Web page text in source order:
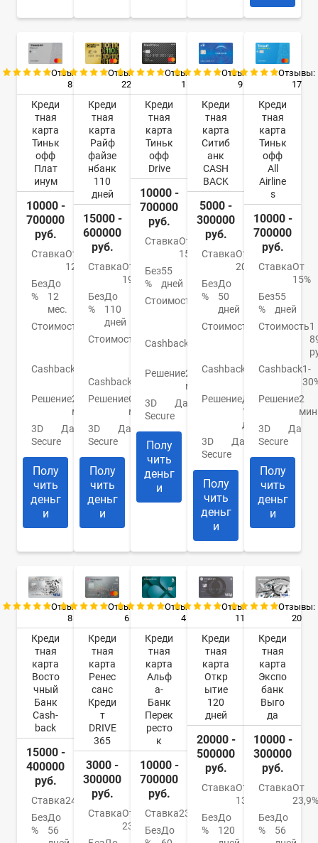
Отзывы:
8
Креди
тная
карта
Тиньк
офф
Плат
инум
10000 -
700000
руб.
СтавкаОт
12%
Без
%
До
12
мес.
Стоимость
руб./
Cashback
30%
Решение2
мин.
3D
Secure
Да
Полу
чить
деньг
и
Отзывы:
22
Креди
тная
карта
Райф
файзе
нбанк
110
дней
15000 -
600000
руб.
СтавкаОт
19%
Без
%
До
110
дней
Стоимость
От
Cashback
РешениеОт 2
мин.
3D
Secure
Да
Полу
чить
деньг
и
Отзывы:
1
Креди
тная
карта
Тиньк
офф
Drive
10000 -
700000
руб.
СтавкаОт
15%
Без
%
55
дней
Стоимость
990
руб./
год
Cashback
Решение2
мин.
3D
Secure
Да
Полу
чить
деньг
и
Отзывы:
9
Креди
тная
карта
Ситиб
анк
CASH
BACK
5000 -
300000
руб.
СтавкаОт
20.9%
Без
%
До
50
дней
Стоимость
До
Cashback
До
РешениеДо
1
дня
3D
Secure
Да
Полу
чить
деньг
и
Отзывы:
17
Креди
тная
карта
Тиньк
офф
All
Airline
s
10000 -
700000
руб.
СтавкаОт
15%
Без
%
55
дней
Стоимость1
Cashback1-
Решение2
3D
Secure
Да
Полу
чить
деньг
и
Отзывы:
8
Креди
тная
карта
Восто
чный
Банк
Cash-
back
15000 -
400000
руб.
Ставка24%
Без
%
До
56
Отзывы:
6
Креди
тная
карта
Ренес
санс
Креди
т
DRIVE
365
3000 -
300000
руб.
СтавкаОт
23.9%
Отзывы:
4
Креди
тная
карта
Альф
а-
Банк
Перек
ресто
к
10000 -
700000
руб.
Ставка23.99%
БезДо
Отзывы:
11
Креди
тная
карта
Откр
ытие
120
дней
20000 -
500000
руб.
СтавкаОт
13,9%
Без
%
До
120
Отзывы:
20
Креди
тная
карта
Экспо
банк
Выго
да
10000 -
300000
руб.
СтавкаОт
23,9%
Без
%
До
56